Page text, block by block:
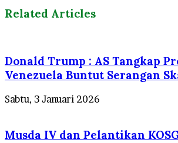
Related Articles
Donald Trump : AS Tangkap
Venezuela Buntut Serangan
Sabtu, 3 Januari 2026
Musda IV dan Pelantikan